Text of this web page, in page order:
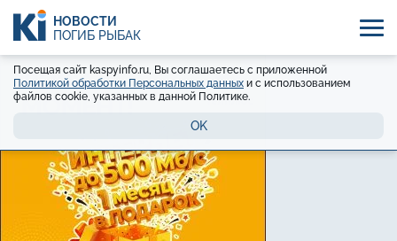
НОВОСТИ
ПОГИБ РЫБАК
Посещая сайт kaspyinfo.ru, Вы соглашаетесь с приложенной
Политикой обработки Персональных данных и с использованием
файлов cookie, указанных в данной Политике.
OK